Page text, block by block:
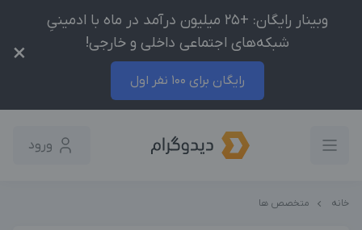
وبینار رایگان: +25 میلیون درآمد در ماه با ادمینیِ
شبکه‌های اجتماعی داخلی و خارجی!
رایگان برای 100 نفر اول
×
ورود
خانه متخصص ها